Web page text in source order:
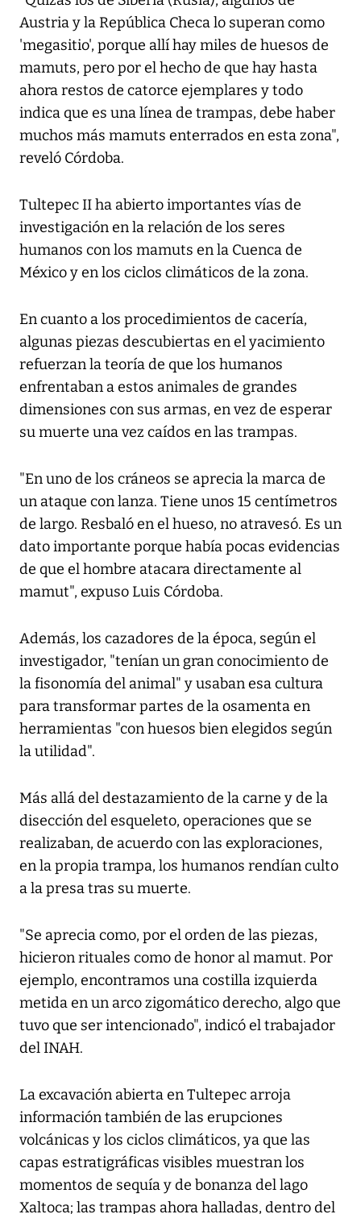
Austria y la República Checa lo superan como
'megasitio', porque allí hay miles de huesos de
mamuts, pero por el hecho de que hay hasta
ahora restos de catorce ejemplares y todo
indica que es una línea de trampas, debe haber
muchos más mamuts enterrados en esta zona",
reveló Córdoba.
Tultepec II ha abierto importantes vías de
investigación en la relación de los seres
humanos con los mamuts en la Cuenca de
México y en los ciclos climáticos de la zona.
En cuanto a los procedimientos de cacería,
algunas piezas descubiertas en el yacimiento
refuerzan la teoría de que los humanos
enfrentaban a estos animales de grandes
dimensiones con sus armas, en vez de esperar
su muerte una vez caídos en las trampas.
"En uno de los cráneos se aprecia la marca de
un ataque con lanza. Tiene unos 15 centímetros
de largo. Resbaló en el hueso, no atravesó. Es un
dato importante porque había pocas evidencias
de que el hombre atacara directamente al
mamut", expuso Luis Córdoba.
Además, los cazadores de la época, según el
investigador, "tenían un gran conocimiento de
la fisonomía del animal" y usaban esa cultura
para transformar partes de la osamenta en
herramientas "con huesos bien elegidos según
la utilidad".
Más allá del destazamiento de la carne y de la
disección del esqueleto, operaciones que se
realizaban, de acuerdo con las exploraciones,
en la propia trampa, los humanos rendían culto
a la presa tras su muerte.
"Se aprecia como, por el orden de las piezas,
hicieron rituales como de honor al mamut. Por
ejemplo, encontramos una costilla izquierda
metida en un arco zigomático derecho, algo que
tuvo que ser intencionado", indicó el trabajador
del INAH.
La excavación abierta en Tultepec arroja
información también de las erupciones
volcánicas y los ciclos climáticos, ya que las
capas estratigráficas visibles muestran los
momentos de sequía y de bonanza del lago
Xaltoca; las trampas ahora halladas, dentro del